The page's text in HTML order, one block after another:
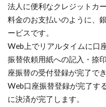
法人に便利なクレジットカ
料金のお支払いのように、
ービスです。
Web上でリアルタイムに口
振替依頼用紙への記入・捺
座振替の受付登録が完了でき
Web口座振替登録が完了す
に決済が完了します。